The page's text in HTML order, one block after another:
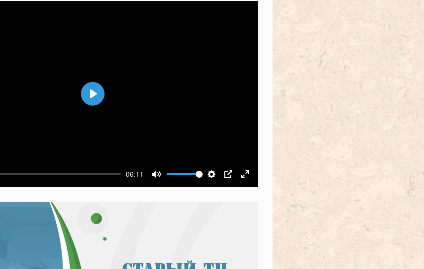
06:11
Выключить звукНастройки
PIP На весь экран
Воспроизвести